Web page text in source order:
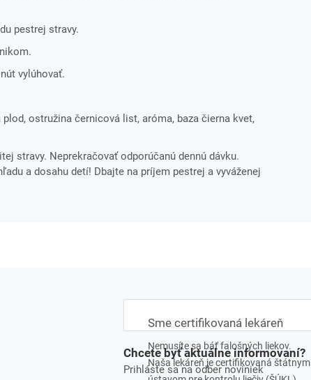
pestrej stravy.
vylúhovať.
ostružina černicová list, aróma, baza čierna kvet,
stravy. Neprekračovať odporúčanú dennú dávku.
a dosahu detí! Dbajte na príjem pestrej a vyváženej
Sme certifikovaná lekáreň
Nemusíte sa báť falošných liekov.
Naša lekáreň je certifikovaná štátnym
Chcete byť aktuálne informovaní?
Prihláste sa na odber noviniek